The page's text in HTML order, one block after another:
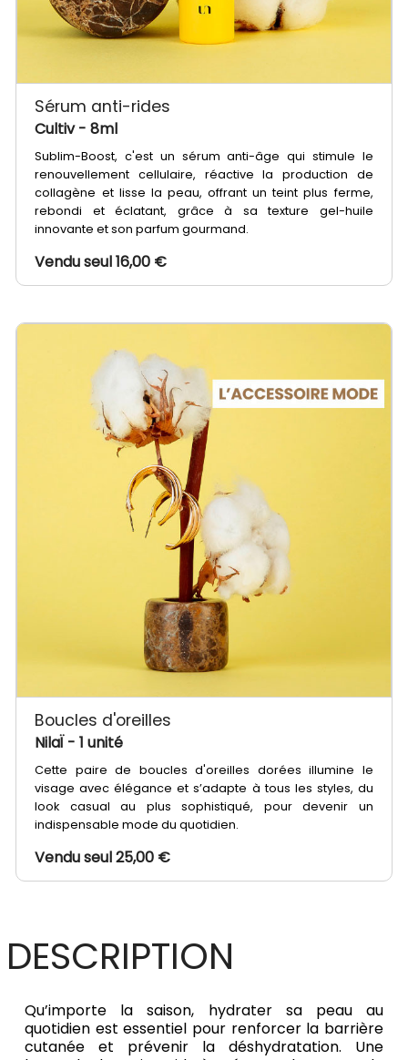
Sérum anti-rides
Cultiv- 8ml
Sublim-Boost, c'est un sérum anti-âge qui stimule le
renouvellement cellulaire, réactive la production de
collagène et lisse la peau, offrant un teint plus ferme,
rebondi et éclatant, grâce à sa texture gel-huile
innovante et son parfum gourmand.
Vendu seul 16,00 €
Boucles d'oreilles
NilaÏ- 1 unité
Cette paire de boucles d'oreilles dorées illumine le
visage avec élégance et s’adapte à tous les styles, du
look casual au plus sophistiqué, pour devenir un
indispensable mode du quotidien.
Vendu seul 25,00 €
DESCRIPTION
Qu’importe la saison, hydrater sa peau au
quotidien est essentiel pour renforcer la barrière
cutanée et prévenir la déshydratation. Une